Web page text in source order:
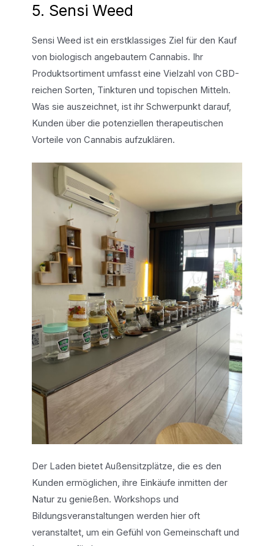
5. Sensi Weed
Sensi Weed ist ein erstklassiges Ziel für den Kauf
von biologisch angebautem Cannabis. Ihr
Produktsortiment umfasst eine Vielzahl von CBD-
reichen Sorten, Tinkturen und topischen Mitteln.
Was sie auszeichnet, ist ihr Schwerpunkt darauf,
Kunden über die potenziellen therapeutischen
Vorteile von Cannabis aufzuklären.
Der Laden bietet Außensitzplätze, die es den
Kunden ermöglichen, ihre Einkäufe inmitten der
Natur zu genießen. Workshops und
Bildungsveranstaltungen werden hier oft
veranstaltet, um ein Gefühl von Gemeinschaft und